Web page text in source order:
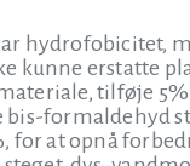
hydrofobicitet,
kunne erstatte
tilføje
formaldehyd
for at opnå